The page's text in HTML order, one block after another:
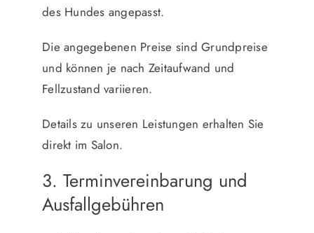
des Hundes angepasst.
Die angegebenen Preise sind Grundpreise
und können je nach Zeitaufwand und
Fellzustand variieren.
Details zu unseren Leistungen erhalten Sie
direkt im Salon.
3. Terminvereinbarung und
Ausfallgebühren